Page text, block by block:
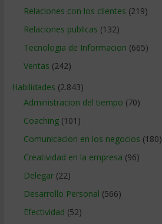
Relaciones con los clientes (219)
Relaciones publicas (132)
Tecnologia de Informacion (665)
Ventas (242)
Habilidades (2.843)
Administracion del tiempo (70)
Coaching(101)
Comunicacion en los negocios (180)
Creatividad en la empresa (96)
Delegar(22)
Desarrollo Personal (566)
Efectividad (52)